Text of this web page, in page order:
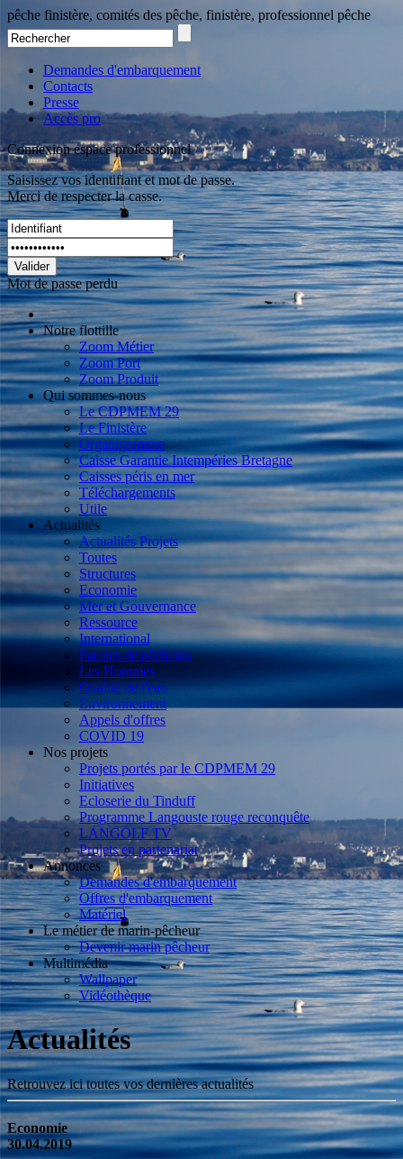
pêche finistère, comités des pêche, finistère, professionnel pêche
Demandes d'embarquement
Contacts
Presse
Accès pro
Connexion espace professionnel
Saisissez vos identifiant et mot de passe.
Merci de respecter la casse.
Valider
Mot de passe perdu
Notre flottille
Zoom Métier
Zoom Port
Zoom Produit
Qui sommes-nous
Le CDPMEM 29
Le Finistère
Organigramme
Caisse Garantie Intempéries Bretagne
Caisses péris en mer
Téléchargements
Utile
Actualités
Actualités Projets
Toutes
Structures
Economie
Mer et Gouvernance
Ressource
International
Paroles de pêcheurs
Les Hommes
Qualité de l'eau
Environnement
Appels d'offres
COVID 19
Nos projets
Projets portés par le CDPMEM 29
Initiatives
Ecloserie du Tinduff
Programme Langouste rouge reconquête
LANGOLF TV
Projets en partenariat
Annonces
Demandes d'embarquement
Offres d'embarquement
Matériel
Le métier de marin-pêcheur
Devenir marin pêcheur
Multimédia
Wallpaper
Vidéothèque
Actualités
Retrouvez ici toutes vos dernières actualités
Economie
30.04.2019